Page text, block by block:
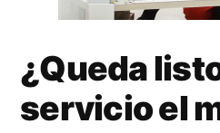
¿Queda
servicio el